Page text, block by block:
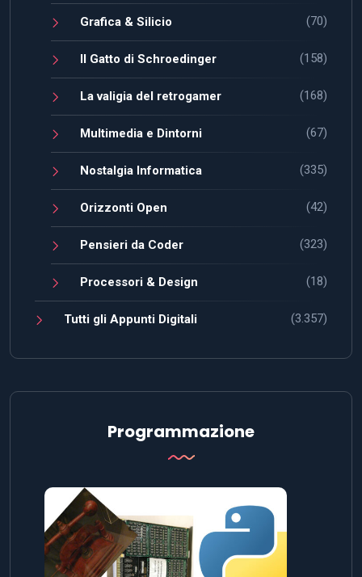
Grafica & Silicio (70)
Il Gatto di Schroedinger (158)
La valigia del retrogamer (168)
Multimedia e Dintorni (67)
Nostalgia Informatica (335)
Orizzonti Open (42)
Pensieri da Coder (323)
Processori & Design (18)
Tutti gli Appunti Digitali (3.357)
Programmazione